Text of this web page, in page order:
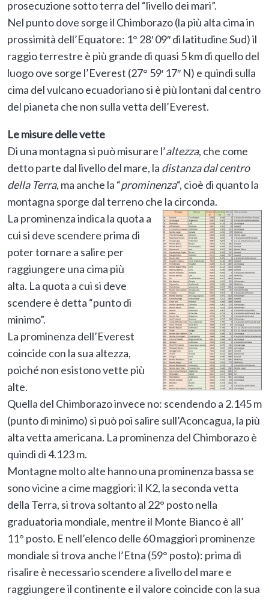
prosecuzione sotto terra del “livello dei mari”.
Nel punto dove sorge il Chimborazo (la più alta cima in
prossimità dell’Equatore: 1° 28′ 09″ di latitudine Sud) il
raggio terrestre è più grande di quasi 5 km di quello del
luogo ove sorge l’Everest (27° 59′ 17″ N) e quindi sulla
cima del vulcano ecuadoriano si è più lontani dal centro
del pianeta che non sulla vetta dell’Everest.
Le misure delle vette
Di una montagna si può misurare l’altezza, che come
detto parte dal livello del mare, la distanza dal centro
della Terra, ma anche la “prominenza“, cioè di quanto la
montagna sporge dal terreno che la circonda.
La prominenza indica la quota a
cui si deve scendere prima di
poter tornare a salire per
raggiungere una cima più
alta. La quota a cui si deve
scendere è detta “punto di
minimo”.
La prominenza dell’Everest
coincide con la sua altezza,
poiché non esistono vette più
alte.
Quella del Chimborazo invece no: scendendo a 2.145 m
(punto di minimo) si può poi salire sull’Aconcagua, la più
alta vetta americana. La prominenza del Chimborazo è
quindi di 4.123 m.
Montagne molto alte hanno una prominenza bassa se
sono vicine a cime maggiori: il K2, la seconda vetta
della Terra, si trova soltanto al 22° posto nella
graduatoria mondiale, mentre il Monte Bianco è all’
11° posto. E nell’elenco delle 60 maggiori prominenze
mondiale si trova anche l’Etna (59° posto): prima di
risalire è necessario scendere a livello del mare e
raggiungere il continente e il valore coincide con la sua